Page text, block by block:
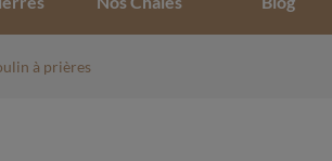
à prières